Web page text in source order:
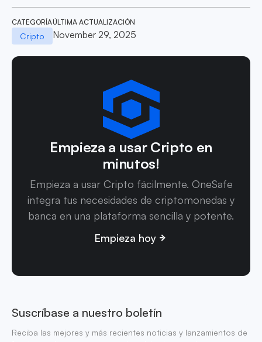
CATEGORÍA
Cripto
ÚLTIMA ACTUALIZACIÓN
November 29, 2025
Empieza a usar Cripto en
minutos!
Empieza a usar Cripto fácilmente. OneSafe
integra tus necesidades de criptomonedas y
banca en una plataforma sencilla y potente.
Empieza hoy
Suscríbase a nuestro boletín
Reciba las mejores y más recientes noticias y lanzamientos de